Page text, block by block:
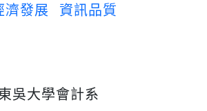
濟發展 資訊品質
吳大學會計系